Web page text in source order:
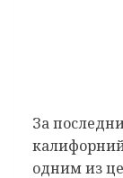
За
одним из